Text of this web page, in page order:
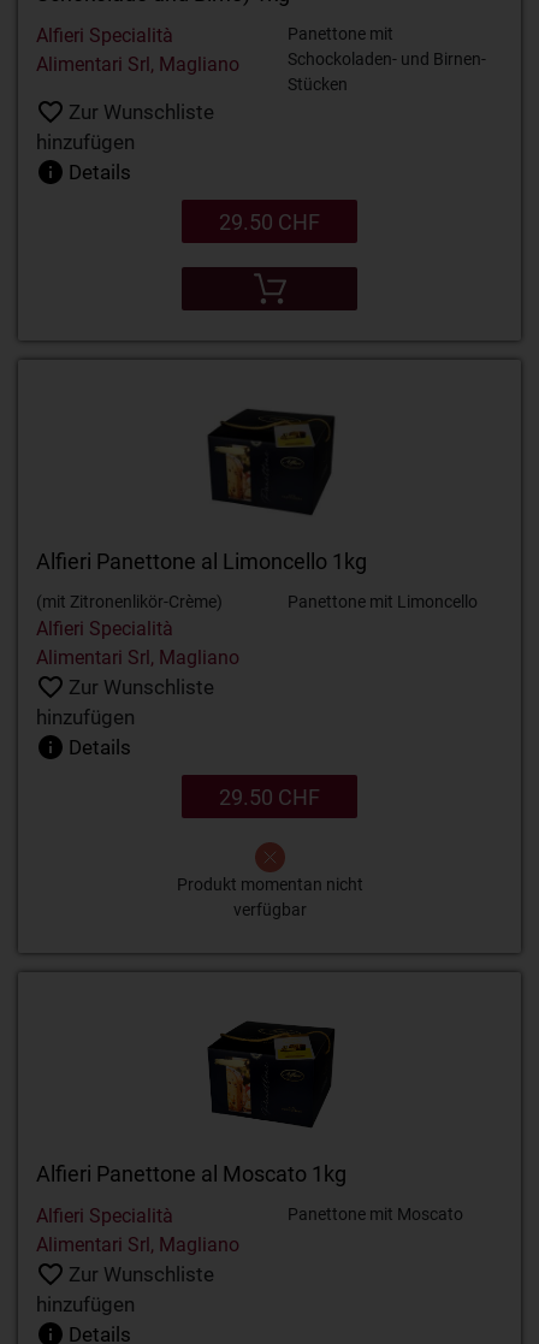
Alfieri Specialità
Alimentari Srl, Magliano
Panettone mit
Schockoladen- und Birnen-
Stücken
Zur Wunschliste
hinzufügen
Details
29.50 CHF
Alfieri Panettone al Limoncello 1kg
(mit Zitronenlikör-Crème)
Alfieri Specialità
Alimentari Srl, Magliano
Panettone mit Limoncello
Zur Wunschliste
hinzufügen
Details
29.50 CHF
Produkt momentan nicht
verfügbar
Alfieri Panettone al Moscato 1kg
Alfieri Specialità
Alimentari Srl, Magliano
Panettone mit Moscato
Zur Wunschliste
hinzufügen
Details